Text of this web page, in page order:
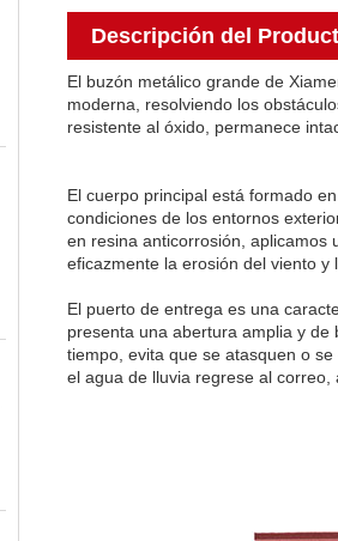
Descripción del
El buzón metálico grande de
moderna, resolviendo los
resistente al óxido, permanece
El cuerpo principal está formado
condiciones de los entornos
en resina anticorrosión, aplicamos
eficazmente la erosión del viento y
El puerto de entrega es una
presenta una abertura amplia y
tiempo, evita que se atasquen o
el agua de lluvia regrese al